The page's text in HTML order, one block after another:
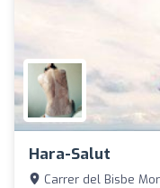
Hara-Salut
Carrer del Bisbe